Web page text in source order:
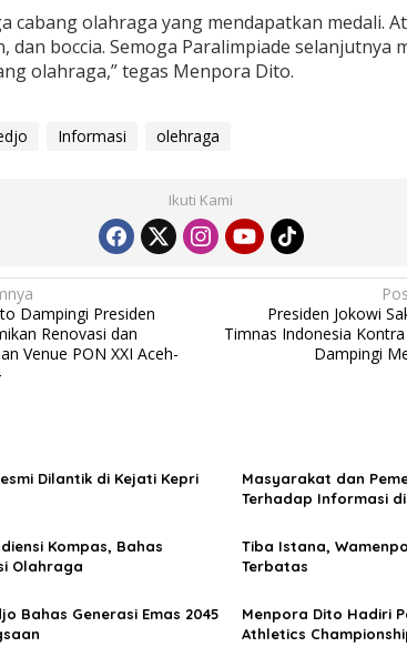
cabang olahraga yang mendapatkan medali.
dan boccia. Semoga Paralimpiade selanjutnya
olahraga,” tegas Menpora Dito.
Informasi olehraga
Ikuti Kami
Dampingi Presiden
Renovasi dan
Venue PON XXI Aceh-
Presiden Jokowi
Timnas Indonesia
Dampingi
Dilantik di Kejati Kepri
Masyarakat dan
Terhadap Informasi
Kompas, Bahas
Olahraga
Tiba Istana,
Terbatas
Bahas Generasi Emas 2045
Menpora Dito Hadiri
Athletics
Di